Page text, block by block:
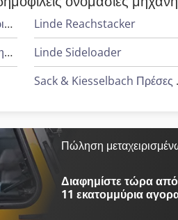
Berg & Schmid Κυκλικά Πριόνια
Heidenreich & Harbeck Μηχανήματα Διάτρησης Βαθιάς Οπής
Linde Reachstacker
Linde Sideloader
Sack
Πώληση
Διαφημίστε τώρα
11 εκατομμύρια